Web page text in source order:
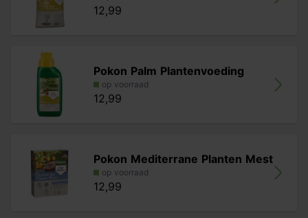
Mexicaanse Waaierpalm bemesten
Om de groei te stimuleren, adviseren we om de
palmboom in het voorjaar en zomer regelmatig te
voorzien van
Pokon Palm Plantenvoeding. Doe dit niet in
de andere seizoenen omdat de palmboom dan in zijn
rustperiode zit.
slechts een indicatie. Dus aan de hoogte indicatie
kunnen geen rechten worden ontleend.
12,99
Pokon Palm Plantenvoeding
op voorraad
12,99
Pokon Mediterrane Planten Mest
op voorraad
12,99